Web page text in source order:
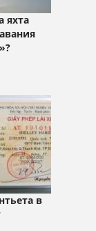
яхта
в